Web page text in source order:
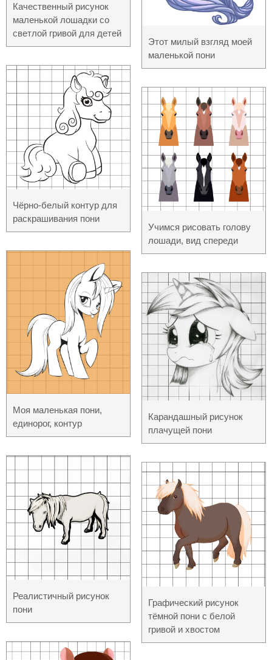
Качественный рисунок
маленькой лошадки со
светлой гривой для детей
Чёрно-белый контур для
раскрашивания пони
Моя маленькая пони,
единорог, контур
Реалистичный рисунок
пони
Этот милый взгляд моей
маленькой пони
Учимся рисовать голову
лошади, вид спереди
Карандашный рисунок
плачущей пони
Графический рисунок
тёмной пони с белой
гривой и хвостом